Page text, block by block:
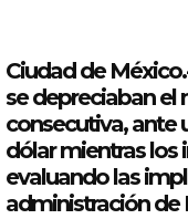
Ciudad de
se depreciaban el
consecutiva,ante
dólar mientras los
evaluando las
administración de